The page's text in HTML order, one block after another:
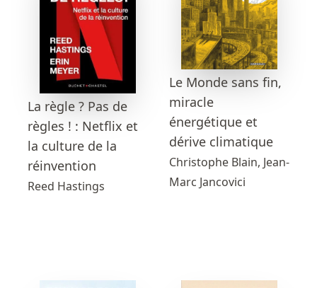
La règle ? Pas de
règles ! : Netflix et
la culture de la
réinvention
Reed Hastings
Le Monde sans fin,
miracle
énergétique et
dérive climatique
Christophe Blain, Jean-
Marc Jancovici